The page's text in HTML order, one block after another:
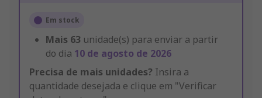
Em stock
Mais 63 unidade(s) para enviar a partir
do dia 10 de agosto de 2026
Precisa de mais unidades? Insira a
quantidade desejada e clique em "Verificar